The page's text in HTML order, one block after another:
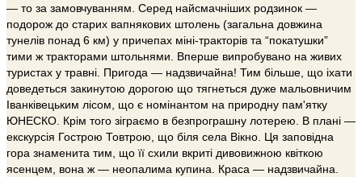
— то за замовчуванням. Серед найсмачніших родзинок —
подорож до старих вапнякових штолень (загальна довжина
тунелів понад 6 км) у причепах міні-тракторів та “покатушки”
тими ж тракторами штольнями. Вперше випробувано на живих
туристах у травні. Пригода — надзвичайна! Тим більше, що іхати
доведеться закинутою дорогою що тягнеться дуже мальовничим
Іванківецьким лісом, що є номінантом на природну пам'ятку
ЮНЕСКО. Крім того зіграємо в безпрограшну лотерею. В плані —
екскурсія Гострою Товтрою, що біля села Вікно. Ця заповідна
гора знаменита тим, що її схили вкриті дивовижною квіткою
ясенцем, вона ж — неопалима купина. Краса — надзвичайна.